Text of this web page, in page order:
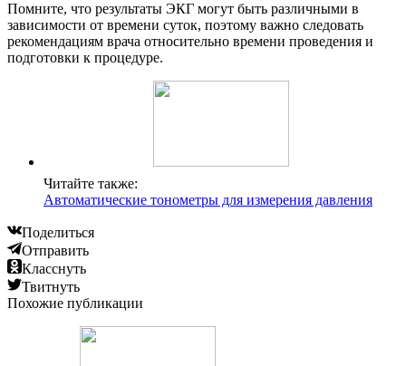
Помните, что результаты ЭКГ могут быть различными в
зависимости от времени суток, поэтому важно следовать
рекомендациям врача относительно времени проведения и
подготовки к процедуре.
Читайте также:
Автоматические тонометры для измерения давления
Поделиться
Отправить
Класснуть
Твитнуть
Похожие публикации